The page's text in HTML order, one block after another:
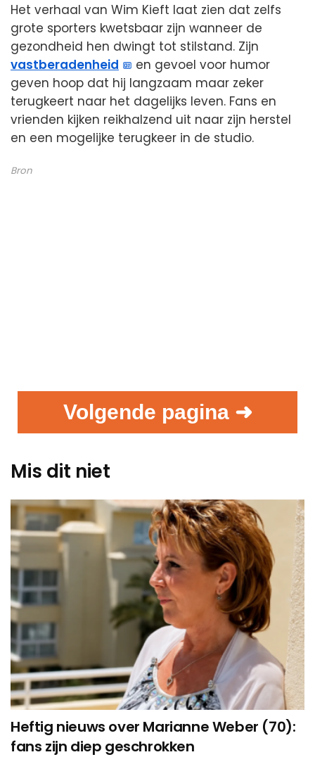
Het verhaal van Wim Kieft laat zien dat zelfs
grote sporters kwetsbaar zijn wanneer de
gezondheid hen dwingt tot stilstand. Zijn
vastberadenheid
en gevoel voor humor
geven hoop dat hij langzaam maar zeker
terugkeert naar het dagelijks leven. Fans en
vrienden kijken reikhalzend uit naar zijn herstel
en een mogelijke terugkeer in de studio.
Bron
Volgende pagina ➜
Mis dit niet
Heftig nieuws over Marianne Weber (70):
fans zijn diep geschrokken